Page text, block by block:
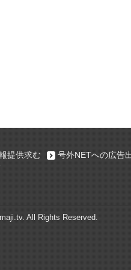
提供求む 号外NETへの広告
All Rights Reserved.